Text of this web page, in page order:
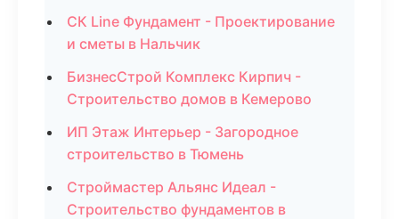
СК Line Фундамент - Проектирование
и сметы в Нальчик
БизнесСтрой Комплекс Кирпич -
Строительство домов в Кемерово
ИП Этаж Интерьер - Загородное
строительство в Тюмень
Строймастер Альянс Идеал -
Строительство фундаментов в